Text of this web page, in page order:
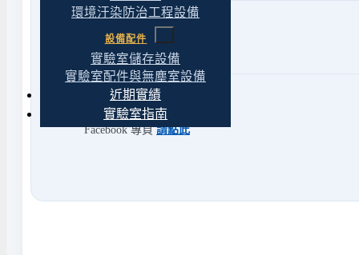
環境汙染防治工程設備
設備配件
實驗室儲存設備
實驗室配件與無塵室設備
近期實績
實驗室指南
Mail
Client@yt-technology.com
yuantuotech1@gmail.com
官方LINE@469mcfzt
Facebook 專頁請點此